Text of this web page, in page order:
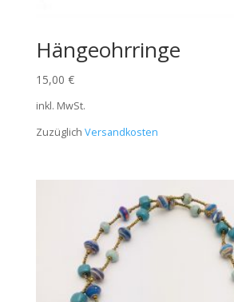
Hängeohrringe
15,00 €
inkl. MwSt.
Zuzüglich Versandkosten